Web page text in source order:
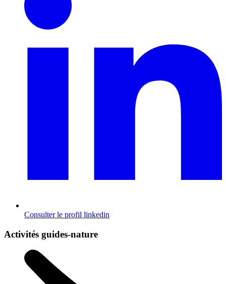
Consulter le profil linkedin
Activités guides-nature